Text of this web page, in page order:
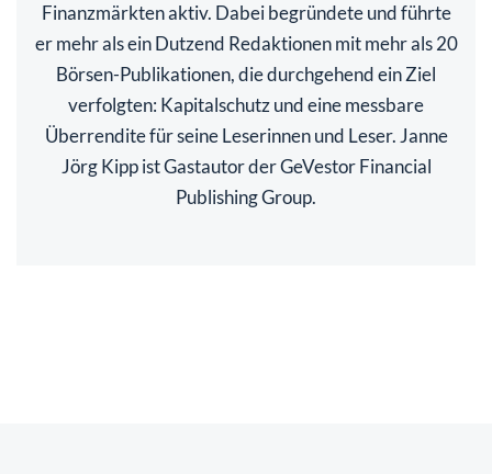
Finanzmärkten aktiv. Dabei begründete und führte
er mehr als ein Dutzend Redaktionen mit mehr als 20
Börsen-Publikationen, die durchgehend ein Ziel
verfolgten: Kapitalschutz und eine messbare
Überrendite für seine Leserinnen und Leser. Janne
Jörg Kipp ist Gastautor der GeVestor Financial
Publishing Group.